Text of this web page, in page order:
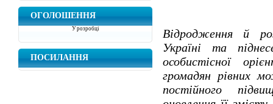
ОГОЛОШЕННЯ
У розробці
ПОСИЛАННЯ
Відродження й
Україні та
особистісної
громадян рівних
постійного